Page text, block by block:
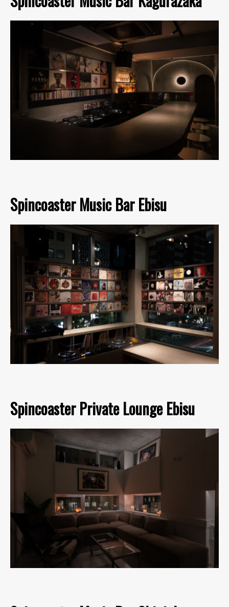
Spincoaster Music Bar Ebisu
Spincoaster Private Lounge Ebisu